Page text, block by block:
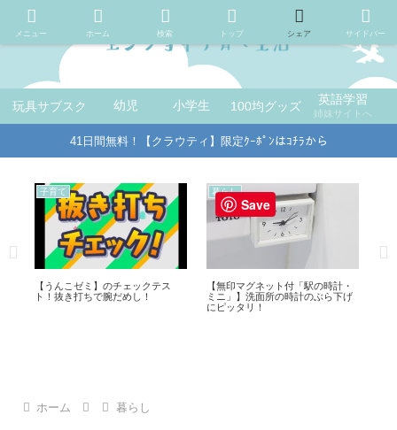
玩具サブスク 幼児 小学生 100均グッズ 英語学習
姉妹サイトへ
41日間無料！【クラウティ】限定ｸｰﾎﾟﾝはｺﾁﾗから
暮らし
100均セリアの小物入れに便利な収
納ケースをご紹介！
子育て
【ネイティブキャンプ】リーディ
ングマラソンについて姉妹サイト
でご紹介！
ホーム 暮らし
メニュー ホーム 検索 トップ シェア サイドバー
Save